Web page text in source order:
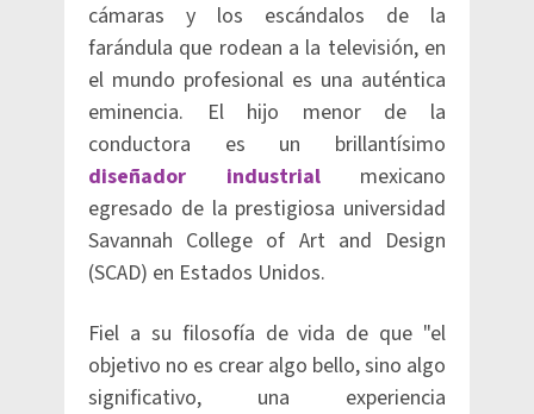
cámaras y los escándalos de la
farándula que rodean a la televisión, en
el mundo profesional es una auténtica
eminencia. El hijo menor de la
conductora es un brillantísimo
diseñador industrialmexicano
egresado de la prestigiosa universidad
Savannah College of Art and Design
(SCAD) en Estados Unidos.
Fiel a su filosofía de vida de que "el
objetivo no es crear algo bello, sino algo
significativo, una experiencia